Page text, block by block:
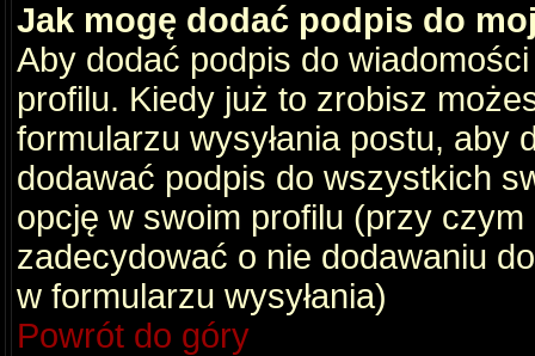
Jak mogę dodać podpis do
Aby dodać podpis do
profilu. Kiedy już to zrobisz
formularzu wysyłania postu,
dodawać podpis do wszystkich
opcję w swoim profilu (przy
zadecydować o nie dodawaniu
w formularzu wysyłania)
Powrót do góry